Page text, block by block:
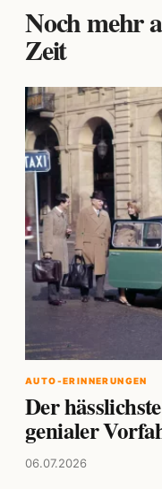
Noch mehr
Zeit
AUTO-ERINNERUNGEN
Der
genialer
06.07.2026